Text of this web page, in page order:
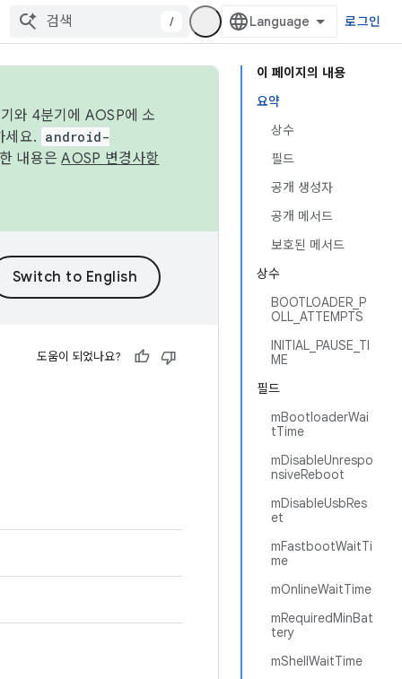
/ 로그인
이 페이지의 내용
요약
상수
필드
공개 생성자
공개 메서드
보호된 메서드
상수
BOOTLOADER_P
OLL_ATTEMPTS
INITIAL_PAUSE_TI
ME
필드
mBootloaderWai
tTime
mDisableUnrespo
nsiveReboot
mDisableUsbRes
et
mFastbootWaitTi
me
mOnlineWaitTime
mRequiredMinBat
tery
mShellWaitTime
와 4분기에 AOSP에 소
세요. android-
내용은AOSP 변경사항
도움이 되었나요?